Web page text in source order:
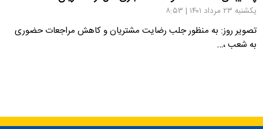
یکشنبه ۲۳ مرداد ۱۴۰۱ | ۸:۵۳
تصویر روز: به منظور جلب رضایت مشتریان و کاهش مراجعات حضوری
به شعب ،…